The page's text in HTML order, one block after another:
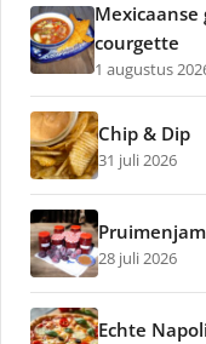
courgette
1 augustus
Chip & Dip
31 juli 2026
28 juli 2026
Echte